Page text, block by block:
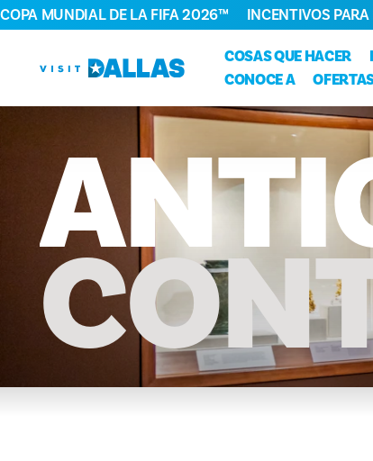
Ir al contenido
COSAS QUE HACER
CONOCE A
COPA MUNDIAL DE LA FIFA 2026™ INCENTIVOS